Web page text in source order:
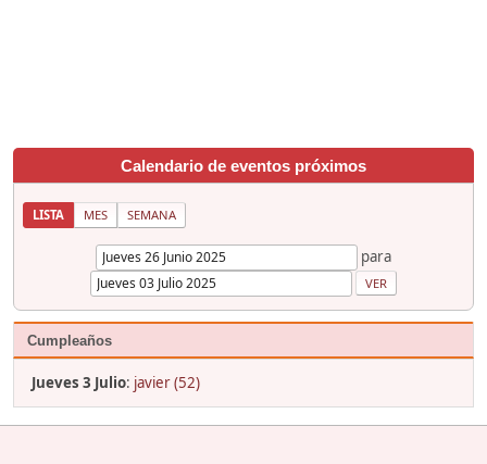
Calendario de eventos próximos
LISTA MES SEMANA
para
Cumpleaños
Jueves 3 Julio: javier (52)